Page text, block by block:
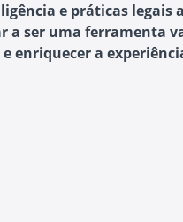
e práticas legais
a ser uma ferramenta
e enriquecer a